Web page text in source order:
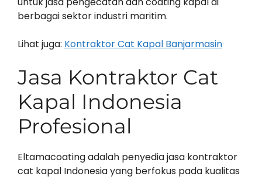
berbagai sektor industri maritim.
Lihat juga: Kontraktor Cat Kapal Banjarmasin
Jasa Kontraktor Cat
Kapal Indonesia
Profesional
Eltamacoating adalah penyedia jasa kontraktor
cat kapal Indonesia yang berfokus pada kualitas